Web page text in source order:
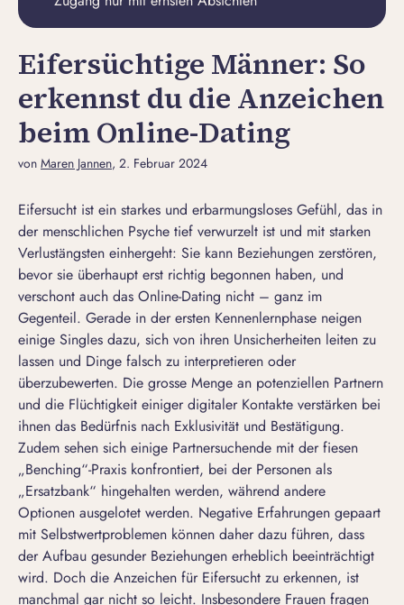
Eifersüchtige Männer: So
erkennst du die Anzeichen
beim Online-Dating
von Maren Jannen, 2. Februar 2024
Eifersucht ist ein starkes und erbarmungsloses Gefühl, das in
der menschlichen Psyche tief verwurzelt ist und mit starken
Verlustängsten einhergeht: Sie kann Beziehungen zerstören,
bevor sie überhaupt erst richtig begonnen haben, und
verschont auch das Online-Dating nicht – ganz im
Gegenteil. Gerade in der ersten Kennenlernphase neigen
einige Singles dazu, sich von ihren Unsicherheiten leiten zu
lassen und Dinge falsch zu interpretieren oder
überzubewerten. Die grosse Menge an potenziellen Partnern
und die Flüchtigkeit einiger digitaler Kontakte verstärken bei
ihnen das Bedürfnis nach Exklusivität und Bestätigung.
Zudem sehen sich einige Partnersuchende mit der fiesen
„Benching“-Praxis konfrontiert, bei der Personen als
„Ersatzbank“ hingehalten werden, während andere
Optionen ausgelotet werden. Negative Erfahrungen gepaart
mit Selbstwertproblemen können daher dazu führen, dass
der Aufbau gesunder Beziehungen erheblich beeinträchtigt
wird. Doch die Anzeichen für Eifersucht zu erkennen, ist
manchmal gar nicht so leicht. Insbesondere Frauen fragen